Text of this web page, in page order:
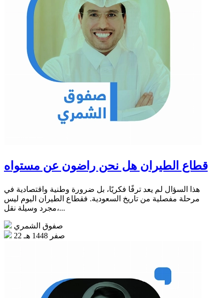
قطاع الطيران هل نحن راضون عن مستواه
هذا السؤال لم يعد ترفًا فكريًا، بل ضرورة وطنية واقتصادية في
مرحلة مفصلية من تاريخ السعودية. فقطاع الطيران اليوم ليس
مجرد وسيلة نقل،...
صفوق الشمري
22 صفر 1448 هـ